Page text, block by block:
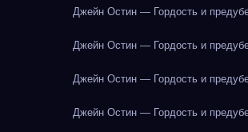
Джейн Остин — Гордость и
Джейн Остин — Гордость и
Джейн Остин — Гордость и
Джейн Остин — Гордость и